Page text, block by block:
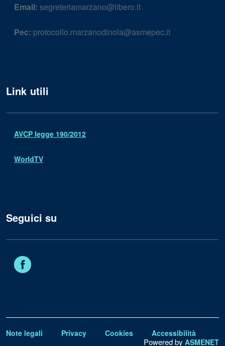
Email: segreteriamarzano@libero.it
Pec: protocollo.marzanodinola@asmepec.it
Link utili
AVCP legge 190/2012
WorldTV
Seguici su
Note legali Privacy Cookies Accessibilità
Powered by ASMENET